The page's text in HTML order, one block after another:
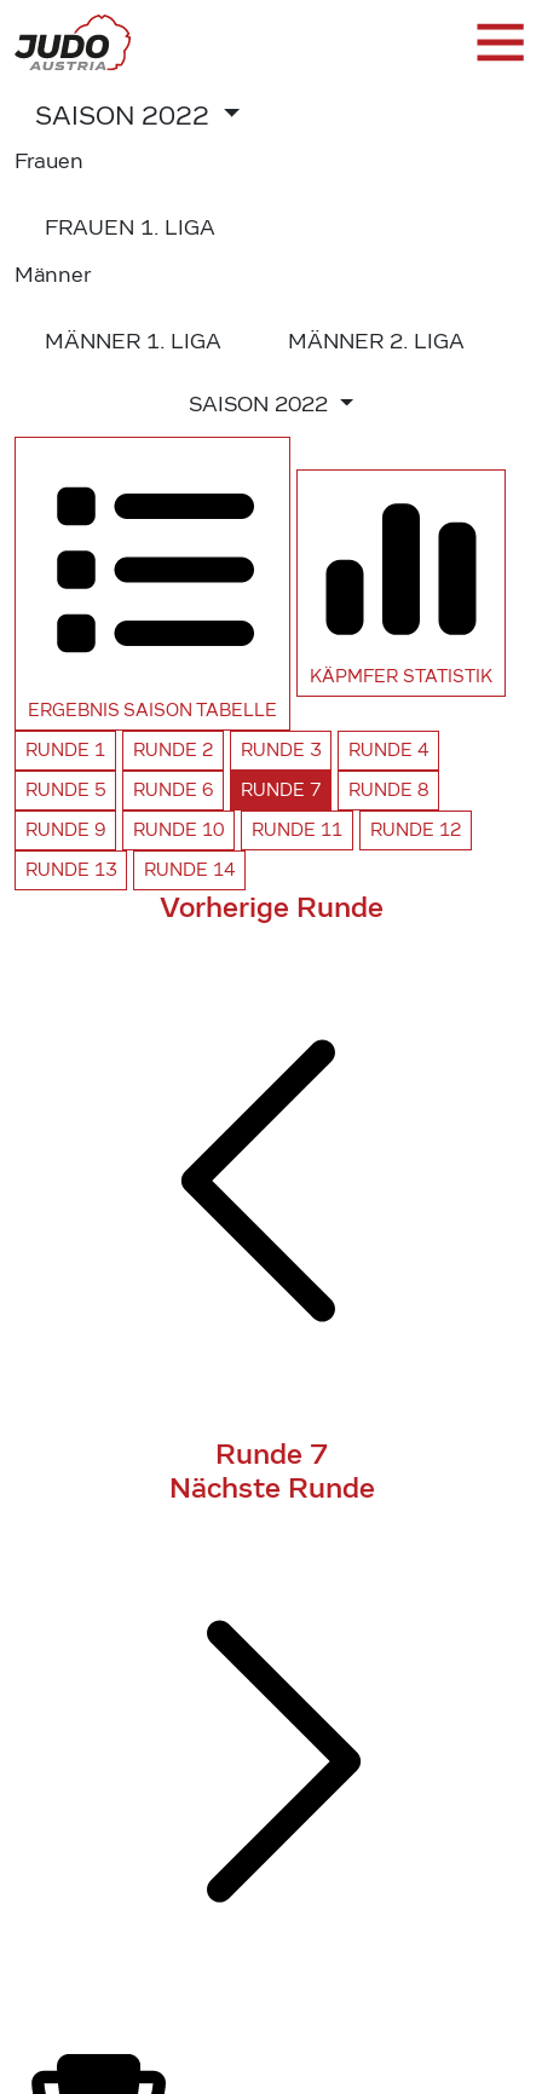
SAISON 2022
Frauen
FRAUEN 1. LIGA
Männer
MÄNNER 1. LIGA MÄNNER 2. LIGA
SAISON 2022
ERGEBNIS SAISON TABELLE
KÄPMFER STATISTIK
RUNDE 1 RUNDE 2 RUNDE 3 RUNDE 4
RUNDE 5 RUNDE 6 RUNDE 7 RUNDE 8
RUNDE 9 RUNDE 10 RUNDE 11 RUNDE 12
RUNDE 13 RUNDE 14
Vorherige Runde
Runde 7
Nächste Runde